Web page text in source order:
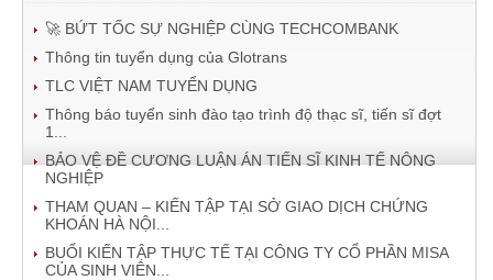
🚀 BỨT TỐC SỰ NGHIỆP CÙNG TECHCOMBANK
Thông tin tuyển dụng của Glotrans
TLC VIỆT NAM TUYỂN DỤNG
Thông báo tuyển sinh đào tạo trình độ thạc sĩ, tiến sĩ đợt
1...
BẢO VỆ ĐỀ CƯƠNG LUẬN ÁN TIẾN SĨ KINH TẾ NÔNG
NGHIỆP
THAM QUAN – KIẾN TẬP TẠI SỞ GIAO DỊCH CHỨNG
KHOÁN HÀ NỘI...
BUỔI KIẾN TẬP THỰC TẾ TẠI CÔNG TY CỔ PHẦN MISA
CỦA SINH VIÊN...